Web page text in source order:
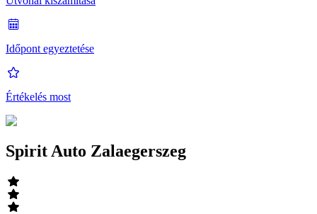
Időpont egyeztetése
Értékelés most
Spirit Auto Zalaegerszeg